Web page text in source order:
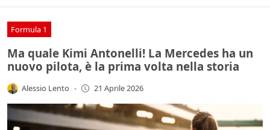
Formula 1
Ma quale Kimi Antonelli! La Mercedes ha un
nuovo pilota, è la prima volta nella storia
Alessio Lento - 21 Aprile 2026